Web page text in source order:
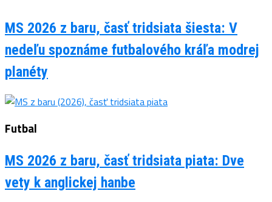
MS 2026 z baru, časť tridsiata šiesta: V
nedeľu spoznáme futbalového kráľa modrej
planéty
Futbal
MS 2026 z baru, časť tridsiata piata: Dve
vety k anglickej hanbe